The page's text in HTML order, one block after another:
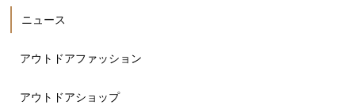
ニュース
アウトドアファッション
アウトドアショップ